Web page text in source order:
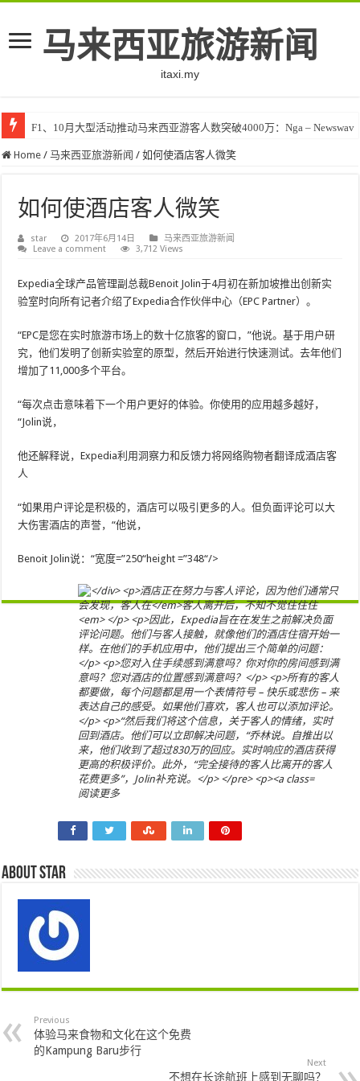
马来西亚旅游新闻
itaxi.my
F1、10月大型活动推动马来西亚游客人数突破4000万：Nga – Newswav
Home / 马来西亚旅游新闻 / 如何使酒店客人微笑
如何使酒店客人微笑
star 2017年6月14日
马来西亚旅游新闻
Leave a comment
3,712 Views
Expedia全球产品管​​理副总裁Benoit Jolin于4月初在新加坡推出创新实
验室时向所有记者介绍了Expedia合作伙伴中心（EPC Partner）。
“EPC是您在实时旅游市场上的数十亿旅客的窗口，”他说。基于用户研
究，他们发明了创新实验室的原型，然后开始进行快速测试。去年他们
增加了11,000多个平台。
“每次点击意味着下一个用户更好的体验。你使用的应用越多越好，
“Jolin说，
他还解释说，Expedia利用洞察力和反馈力将网络购物者翻译成酒店客
人
“如果用户评论是积极的，酒店可以吸引更多的人。但负面评论可以大
大伤害酒店的声誉，“他说，
Benoit Jolin说：“宽度=”250“height =”348“/>
阅读更多
About star
Previous
体验马来食物和文化在这个免费
的Kampung Baru步行
Next
不想在长途航班上感到无聊吗？